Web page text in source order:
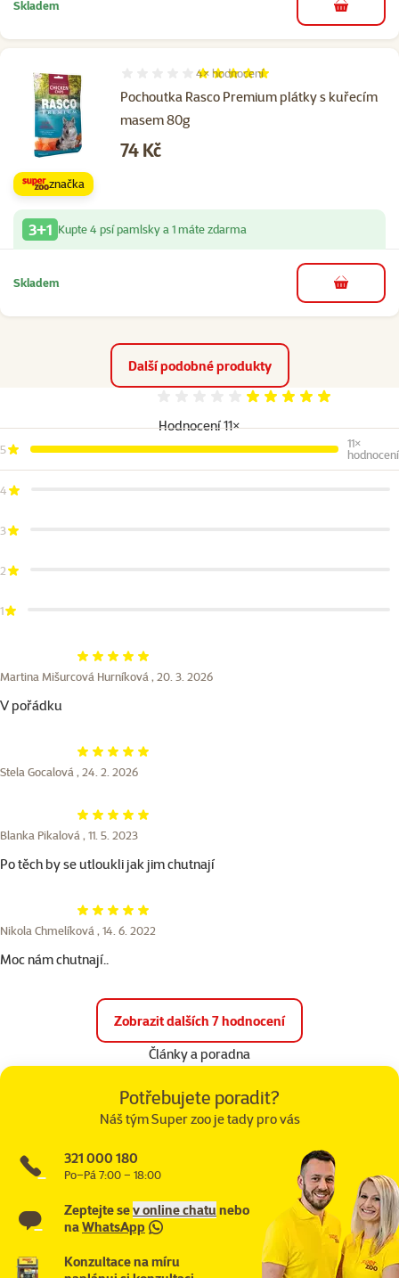
Skladem do košíku
Pochoutka Rasco Premium plátky s kuřecím
masem 80g
Hodnocení 100%, počet hodnocení: 4
4× hodnocení
Cena
74 Kč
značka
3+1 Kupte 4 psí pamlsky a 1 máte zdarma
Skladem do košíku
Další podobné produkty
Hodnocení 11×
Hodnocení 100%
5
11×
hodnocení
4
3
2
1
Hodnocení 100%
Martina Mišurcová Hurníková , 20. 3. 2026
V pořádku
Hodnocení 100%
Stela Gocalová , 24. 2. 2026
Hodnocení 100%
Blanka Pikalová , 11. 5. 2023
Po těch by se utloukli jak jim chutnají
Hodnocení 100%
Nikola Chmelíková , 14. 6. 2022
Moc nám chutnají..
Zobrazit dalších 7 hodnocení
Články a poradna
Potřebujete poradit?
Náš tým Super zoo je tady pro vás
321 000 180
Po–Pá 7:00 – 18:00
Zeptejte sev online chatunebo
naWhatsApp
Konzultace na míru